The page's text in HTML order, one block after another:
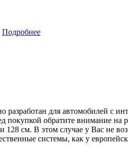
Подробнее
для автомобилей с
покупкой обратите внимание
см. В этом случае у Вас не
системы, как у